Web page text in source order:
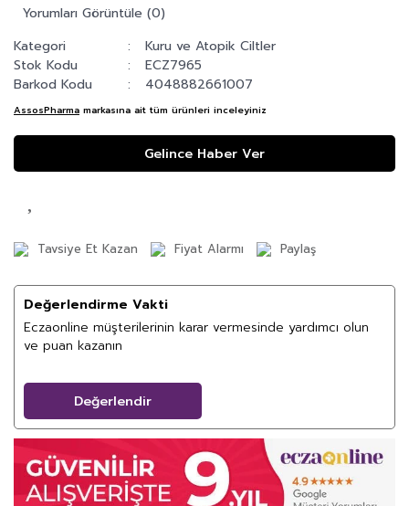
Yorumları Görüntüle (0)
Kategori
Kuru ve Atopik Ciltler
Stok Kodu
ECZ7965
Barkod Kodu
4048882661007
AssosPharma markasına ait tüm ürünleri inceleyiniz
Gelince Haber Ver
Tavsiye Et Kazan Fiyat Alarmı Paylaş
Değerlendirme Vakti
Eczaonline müşterilerinin karar vermesinde yardımcı olun
ve puan kazanın
Değerlendir